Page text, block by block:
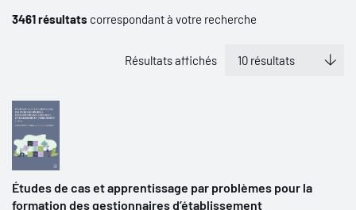
3461 résultats correspondant à votre recherche
Résultats affichés
Études de cas et apprentissage par problèmes pour la
formation des gestionnaires d’établissement